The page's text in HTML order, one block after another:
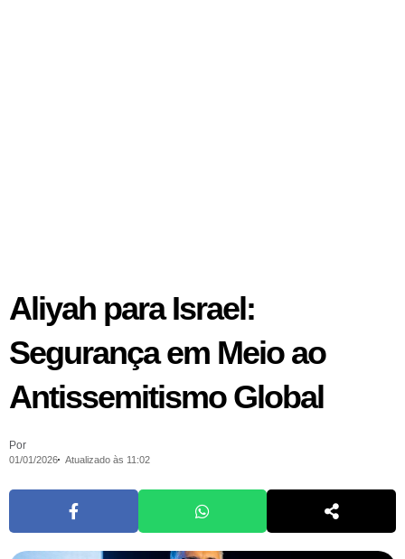
Aliyah para Israel:
Segurança em Meio ao
Antissemitismo Global
Por
01/01/2026 Atualizado às 11:02